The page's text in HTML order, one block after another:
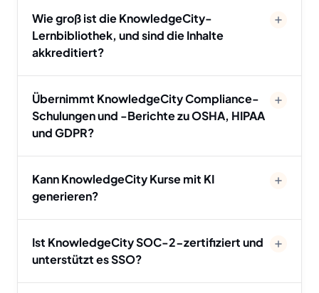
Wie groß ist die KnowledgeCity-
Lernbibliothek, und sind die Inhalte
akkreditiert?
Übernimmt KnowledgeCity Compliance-
Schulungen und -Berichte zu OSHA, HIPAA
und GDPR?
Kann KnowledgeCity Kurse mit KI
generieren?
Ist KnowledgeCity SOC-2-zertifiziert und
unterstützt es SSO?